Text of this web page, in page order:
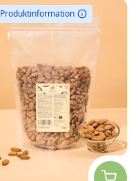
Produktinformation